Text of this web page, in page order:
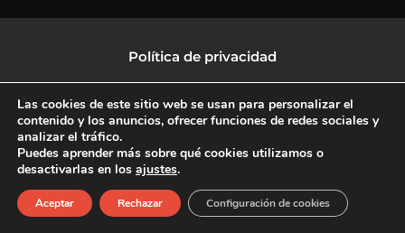
Política de privacidad
Política de protección de datos
F
a
c
X
-
L
i
n
I
n
s
Copyright © 2026 CulturalTV
Las cookies de este sitio web se usan para personalizar el
contenido y los anuncios, ofrecer funciones de redes sociales y
analizar el tráfico.
Puedes aprender más sobre qué cookies utilizamos o
desactivarlas en los ajustes.
Aceptar Rechazar Configuración de cookies